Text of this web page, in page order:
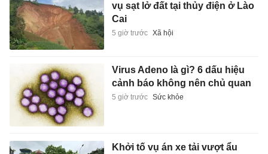
vụ sạt lở đất tại thủy điện ở Lào
Cai
5 giờ trước Xã hội
Virus Adeno là gì? 6 dấu hiệu
cảnh báo không nên chủ quan
5 giờ trước Sức khỏe
Khởi tố vụ án xe tải vượt ẩu